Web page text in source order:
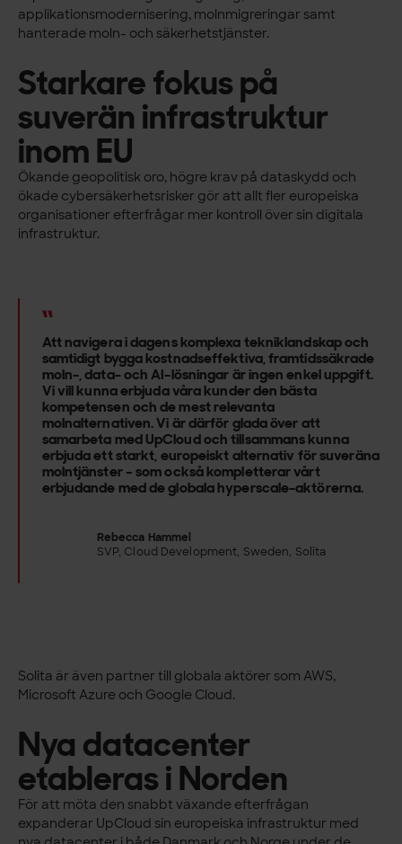
applikationsmodernisering, molnmigreringar samt
hanterade moln- och säkerhetstjänster.
Starkare fokus på
suverän infrastruktur
inom EU
Ökande geopolitisk oro, högre krav på dataskydd och
ökade cybersäkerhetsrisker gör att allt fler europeiska
organisationer efterfrågar mer kontroll över sin digitala
infrastruktur.
Att navigera i dagens komplexa tekniklandskap och
samtidigt bygga kostnadseffektiva, framtidssäkrade
moln-, data- och AI-lösningar är ingen enkel uppgift.
Vi vill kunna erbjuda våra kunder den bästa
kompetensen och de mest relevanta
molnalternativen. Vi är därför glada över att
samarbeta med UpCloud och tillsammans kunna
erbjuda ett starkt, europeiskt alternativ för suveräna
molntjänster – som också kompletterar vårt
erbjudande med de globala hyperscale-aktörerna.
Rebecca Hammel
SVP, Cloud Development, Sweden, Solita
Solita är även partner till globala aktörer som AWS,
Microsoft Azure och Google Cloud.
Nya datacenter
etableras i Norden
För att möta den snabbt växande efterfrågan
expanderar UpCloud sin europeiska infrastruktur med